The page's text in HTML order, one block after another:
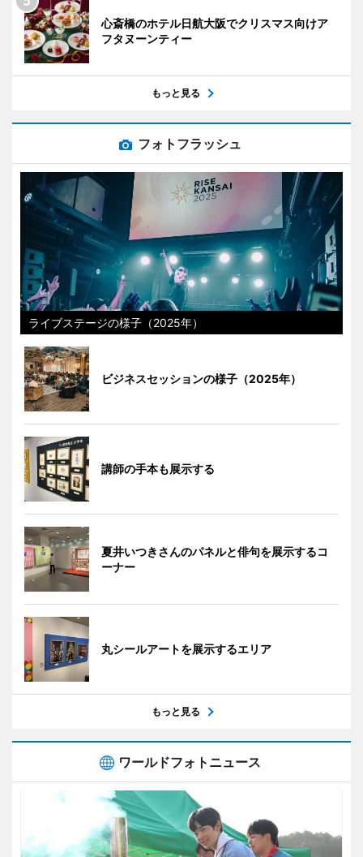
心斎橋のホテル日航大阪でクリスマス向けア
フタヌーンティー
もっと見る
フォトフラッシュ
ライブステージの様子（2025年）
ビジネスセッションの様子（2025年）
講師の手本も展示する
夏井いつきさんのパネルと俳句を展示するコ
ーナー
丸シールアートを展示するエリア
もっと見る
ワールドフォトニュース